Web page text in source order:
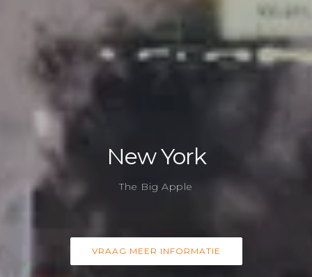
New York
The Big Apple
VRAAG MEER INFORMATIE